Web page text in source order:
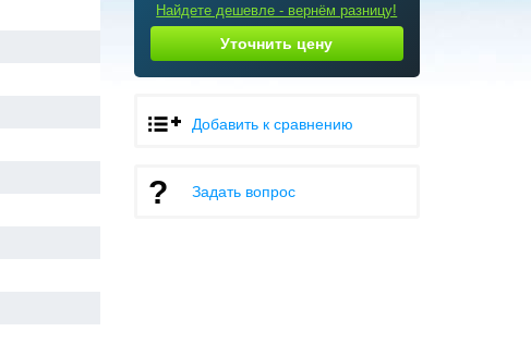
Найдете дешевле - вернём разницу!
Уточнить цену
Добавить к сравнению
Задать вопрос